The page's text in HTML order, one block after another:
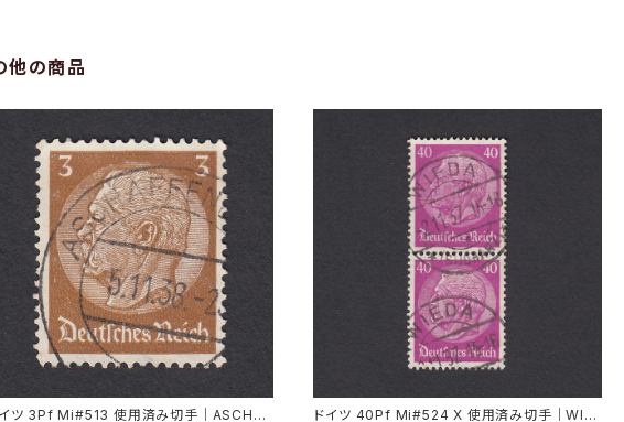
他の商品
ツ 3Pf Mi#513 使用済み切手｜ASCHAF ドイツ 40Pf Mi#524 X 使用済み切手｜WIE